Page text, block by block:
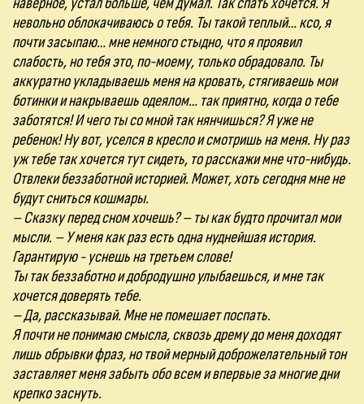
невольно облокачиваюсь о тебя. Ты такой теплый… ксо, я
почти засыпаю… мне немного стыдно, что я проявил
слабость, но тебя это, по-моему, только обрадовало. Ты
аккуратно укладываешь меня на кровать, стягиваешь мои
ботинки и накрываешь одеялом… так приятно, когда о тебе
заботятся! И чего ты со мной так нянчишься? Я уже не
ребенок! Ну вот, уселся в кресло и смотришь на меня. Ну раз
уж тебе так хочется тут сидеть, то расскажи мне что-нибудь.
Отвлеки беззаботной историей. Может, хоть сегодня мне не
будут сниться кошмары.
– Сказку перед сном хочешь? – ты как будто прочитал мои
мысли. – У меня как раз есть одна нуднейшая история.
Гарантирую - уснешь на третьем слове!
Ты так беззаботно и добродушно улыбаешься, и мне так
хочется доверять тебе.
– Да, рассказывай. Мне не помешает поспать.
Я почти не понимаю смысла, сквозь дрему до меня доходят
лишь обрывки фраз, но твой мерный доброжелательный тон
заставляет меня забыть обо всем и впервые за многие дни
крепко заснуть.